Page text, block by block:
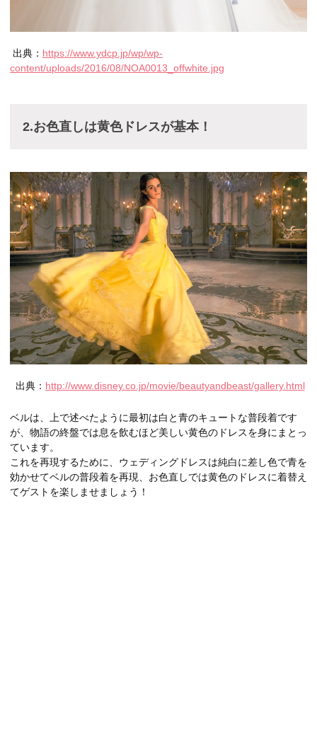
出典： https://www.ydcp.jp/wp/wp-
content/uploads/2016/08/NOA0013_offwhite.jpg
2.お色直しは黄色ドレスが基本！
出典： http://www.disney.co.jp/movie/beautyandbeast/gallery.html
ベルは、上で述べたように最初は白と青のキュートな普段着です
が、物語の終盤では息を飲むほど美しい黄色のドレスを身にまとっ
ています。
これを再現するために、ウェディングドレスは純白に差し色で青を
効かせてベルの普段着を再現、お色直しでは黄色のドレスに着替え
てゲストを楽しませましょう！